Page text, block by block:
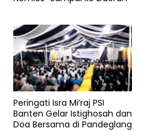
Peringati Isra Mi’raj PSI
Banten Gelar Istighosah dan
Doa Bersama di Pandeglang